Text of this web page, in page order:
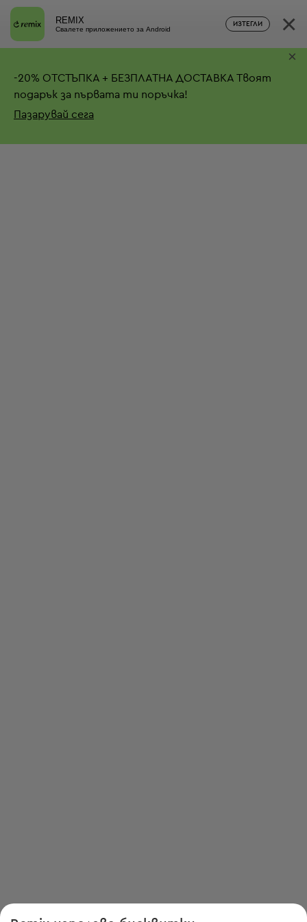
REMIX
Свалете приложението за Android
ИЗТЕГЛИ ×
-20% ОТСТЪПКА + БЕЗПЛАТНА ДОСТАВКА Твоят
подарък за първата ти поръчка!
Пазарувай сега
×